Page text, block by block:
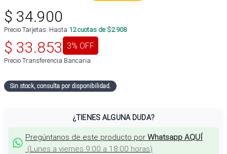
$ 34.900
Precio Tarjetas: Hasta 12cuotas de $2.908
$ 33.853 3% OFF
Precio Transferencia Bancaria
Sin stock, consulta por disponibilidad.
¿TIENES ALGUNA DUDA?
Pregúntanos de este producto por Whatsapp AQUÍ
(Lunes a viernes 9:00 a 18:00 horas)